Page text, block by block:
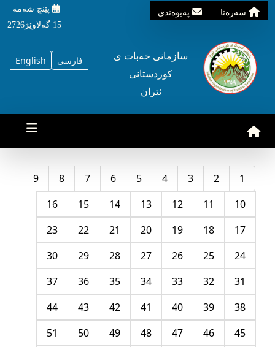
سه‌ره‌تا په‌یوه‌ندی
پێنچ شه‌مه‌
15 گه‌لاوێژ2726
English فارسی
سازمانی خه‌بات ی
کوردستانی
ئێران
1
2
3
4
5
6
7
8
9
10
11
12
13
14
15
16
17
18
19
20
21
22
23
24
25
26
27
28
29
30
31
32
33
34
35
36
37
38
39
40
41
42
43
44
45
46
47
48
49
50
51